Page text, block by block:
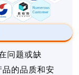
问题或缺
的品质和安